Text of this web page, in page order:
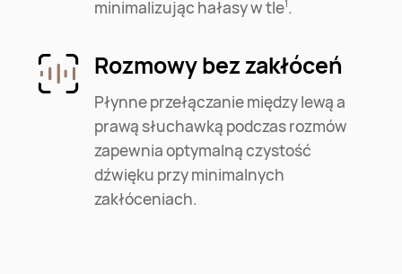
minimalizując hałasy w tle⁠1.
Rozmowy bez zakłóceń
Płynne przełączanie między lewą a
prawą słuchawką podczas rozmów
zapewnia optymalną czystość
dźwięku przy minimalnych
zakłóceniach.